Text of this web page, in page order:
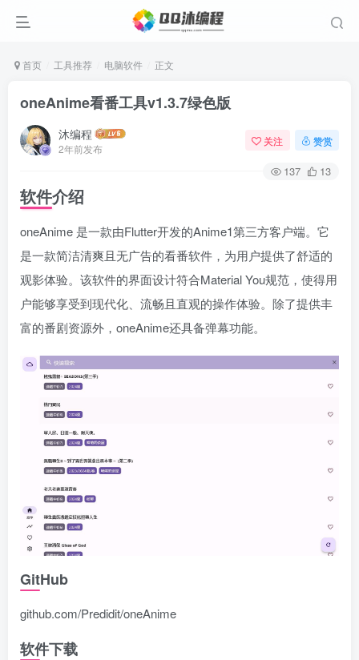
首页 工具推荐 电脑软件 正文
oneAnime看番工具v1.3.7绿色版
沐编程
2年前发布
关注 赞赏
137 13
软件介绍
oneAnime 是一款由Flutter开发的Anime1第三方客户端。它
是一款简洁清爽且无广告的看番软件，为用户提供了舒适的
观影体验。该软件的界面设计符合Material You规范，使得用
户能够享受到现代化、流畅且直观的操作体验。除了提供丰
富的番剧资源外，oneAnime还具备弹幕功能。
GitHub
github.com/Predidit/oneAnime
软件下载